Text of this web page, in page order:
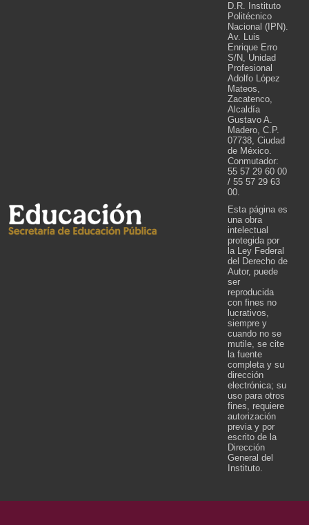
D.R. Instituto
Politécnico
Nacional (IPN).
Av. Luis
Enrique Erro
S/N, Unidad
Profesional
Adolfo López
Mateos,
Zacatenco,
Alcaldía
Gustavo A.
Madero, C.P.
07738, Ciudad
de México.
Conmutador:
55 57 29 60 00
/ 55 57 29 63
00.
Esta página es
una obra
intelectual
protegida por
la Ley Federal
del Derecho de
Autor, puede
ser
reproducida
con fines no
lucrativos,
siempre y
cuando no se
mutile, se cite
la fuente
completa y su
dirección
electrónica; su
uso para otros
fines, requiere
autorización
previa y por
escrito de la
Dirección
General del
Instituto.